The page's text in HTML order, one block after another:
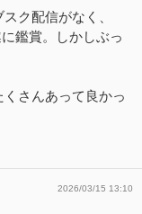
ク配信がなく、
鑑賞。しかしぶっ
さんあって良かっ
2026/03/15 13:10